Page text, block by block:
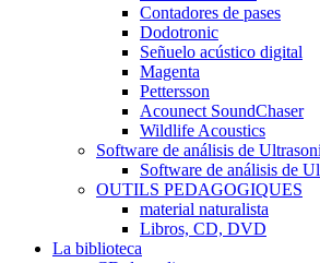
Contadores de pases
Dodotronic
Señuelo acústico digital
Magenta
Pettersson
Acounect SoundChaser
Wildlife Acoustics
Software de análisis de
Software de análisis de
OUTILS PEDAGOGIQUES
material naturalista
Libros, CD, DVD
La biblioteca